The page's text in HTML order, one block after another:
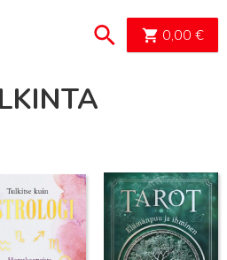
0,00 €
Lue lisää